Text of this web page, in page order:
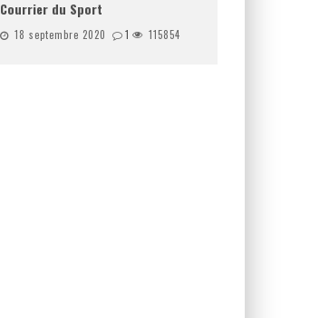
Courrier du Sport
18 septembre 2020 1 115854